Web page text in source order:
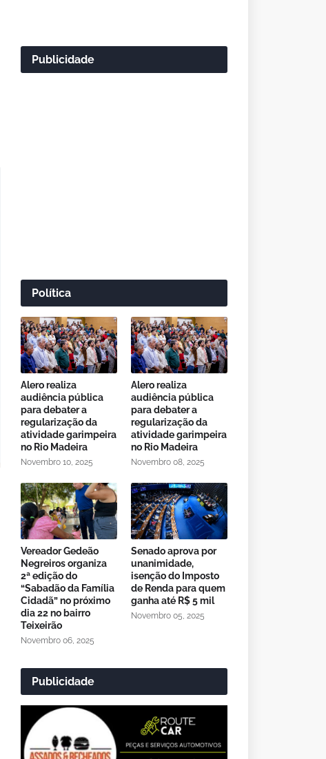
Publicidade
Política
Alero realiza
audiência pública
para debater a
regularização da
atividade garimpeira
no Rio Madeira
Novembro 10, 2025
Alero realiza
audiência pública
para debater a
regularização da
atividade garimpeira
no Rio Madeira
Novembro 08, 2025
Vereador Gedeão
Negreiros organiza
2ª edição do
“Sabadão da Família
Cidadã” no próximo
dia 22 no bairro
Teixeirão
Novembro 06, 2025
Senado aprova por
unanimidade,
isenção do Imposto
de Renda para quem
ganha até R$ 5 mil
Novembro 05, 2025
Publicidade